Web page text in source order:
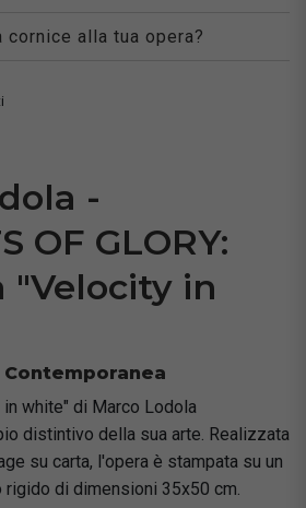
cornice alla tua opera?
-
OF GLORY:
"Velocity in
white" di Marco Lodola
distintivo della sua arte. Realizzata
su carta, l'opera è stampata su un
rigido di dimensioni 35x50 cm.